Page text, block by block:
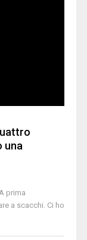
una
prima
a scacchi. Ci ho